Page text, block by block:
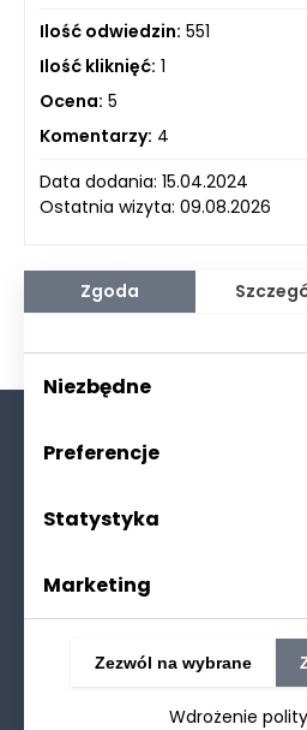
Ilość odwiedzin: 551
Ilość kliknięć: 1
Ocena: 5
Komentarzy: 4
Data dodania: 15.04.2024
Ostatnia wizyta: 09.08.2026
Polityka prywatności
©2025 Realizacjastrony www:
Zgoda
Niezbędne
Preferencje
Statystyka
Marketing
Wdrożenie
Zezwól na wybrane